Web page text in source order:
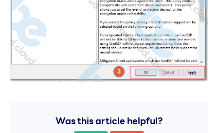
Was this article helpful?